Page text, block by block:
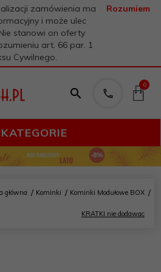
zamówienia ma
i może ulec
stanowi on oferty
art. 66 par. 1
Cywilnego.
Rozumiem
0
KATEGORIE
główna Kominki Kominki Modułowe BOX
KRATKI nie dodawac